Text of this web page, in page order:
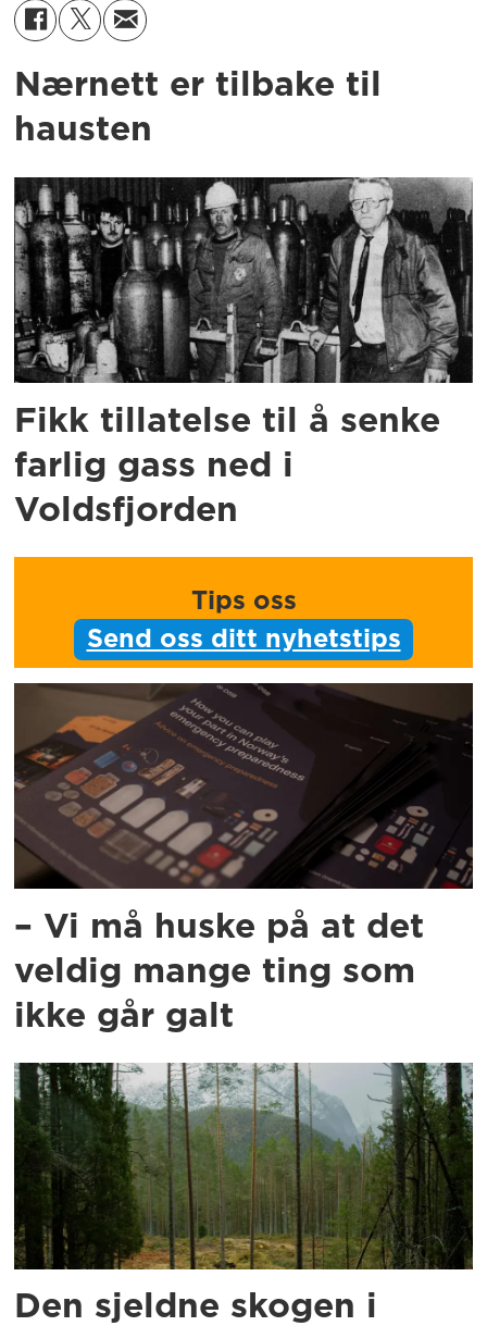
Nærnett er tilbake til
hausten
Fikk tillatelse til å senke
farlig gass ned i
Voldsfjorden
Tips oss
Send oss ditt nyhetstips
– Vi må huske på at det
veldig mange ting som
ikke går galt
Den sjeldne skogen i